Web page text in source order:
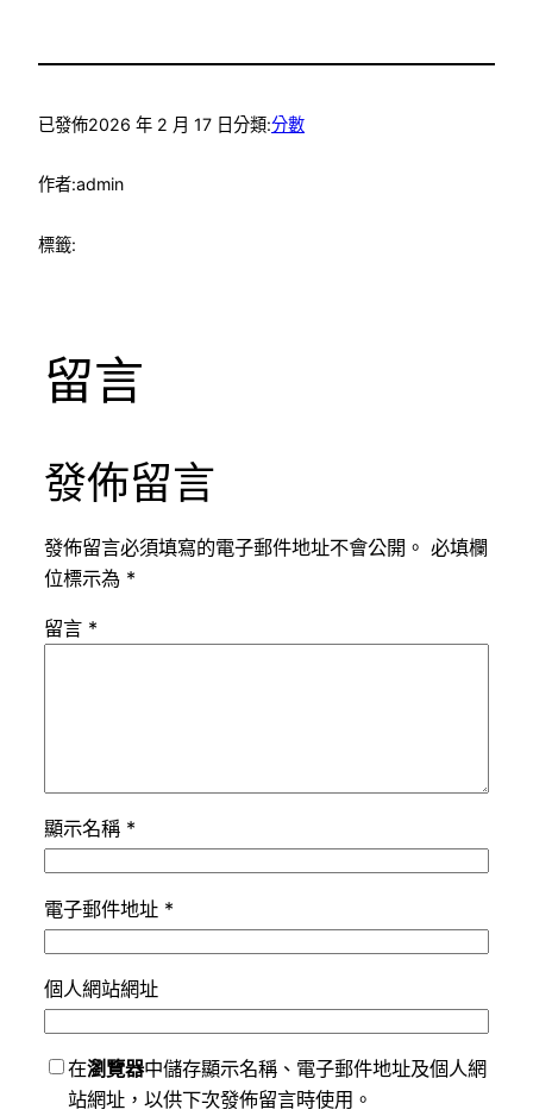
已發佈2026 年 2 月 17 日分類:分數
作者:admin
標籤:
留言
發佈留言
發佈留言必須填寫的電子郵件地址不會公開。 必填欄
位標示為 *
留言 *
顯示名稱 *
電子郵件地址 *
個人網站網址
在瀏覽器中儲存顯示名稱、電子郵件地址及個人網
站網址，以供下次發佈留言時使用。